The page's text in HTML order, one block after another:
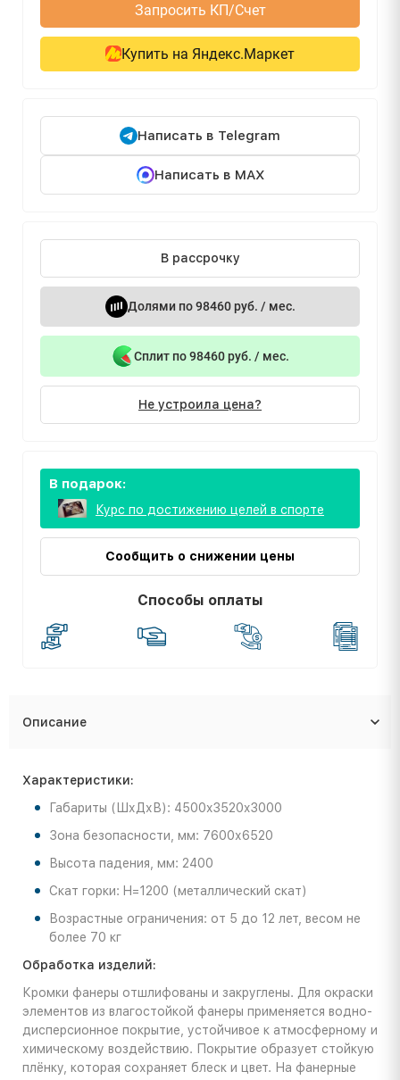
Запросить КП/Счет
Купить на Яндекс.Маркет
Написать в Telegram
Написать в MAX
В рассрочку
Долями по 98460 руб. / мес.
Сплит по 98460 руб. / мес.
Не устроила цена?
В подарок:
Курс по достижению целей в спорте
Сообщить о снижении цены
Способы оплаты
Описание
Характеристики:
Габариты (ШхДхВ): 4500x3520x3000
Зона безопасности, мм: 7600х6520
Высота падения, мм: 2400
Скат горки: H=1200 (металлический скат)
Возрастные ограничения: от 5 до 12 лет, весом не
более 70 кг
Обработка изделий:
Кромки фанеры отшлифованы и закруглены. Для окраски
элементов из влагостойкой фанеры применяется водно-
дисперсионное покрытие, устойчивое к атмосферному и
химическому воздействию. Покрытие образует стойкую
плёнку, которая сохраняет блеск и цвет. На фанерные